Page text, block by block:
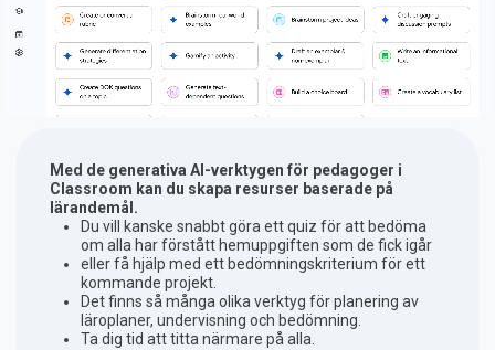
Med de generativa AI-verktygen för pedagoger i
Classroom kan du skapa resurser baserade på
lärandemål.
Du vill kanske snabbt göra ett quiz för att bedöma
om alla har förstått hemuppgiften som de fick igår
eller få hjälp med ett bedömningskriterium för ett
kommande projekt.
Det finns så många olika verktyg för planering av
läroplaner, undervisning och bedömning.
Ta dig tid att titta närmare på alla.